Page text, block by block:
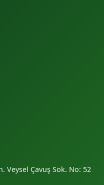
Veysel Çavuş Sok. No: 52